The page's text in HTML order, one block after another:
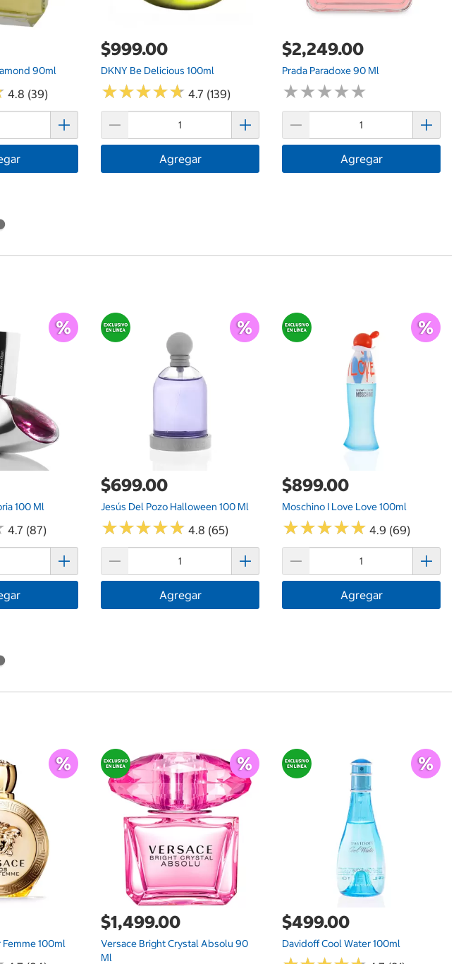
90ml
4.8 (39)
$999.00
DKNY Be Delicious 100ml
★★★★★
★★★★★ 4.7 (139)
Agregar
$2,249.00
Prada Paradoxe 90 Ml
★★★★★
★★★★★
Agregar
100 Ml
4.7 (87)
$699.00
Jesús Del Pozo Halloween 100 Ml
★★★★★
★★★★★ 4.8 (65)
Agregar
$899.00
Moschino I Love Love 100ml
★★★★★
★★★★★ 4.9 (69)
Agregar
Femme 100ml
$1,499.00
Versace Bright Crystal Absolu 90
Ml
$499.00
Davidoff Cool Water 100ml